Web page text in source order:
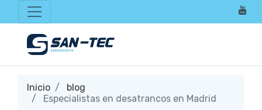
Inicio
blog
Especialistas en desatrancos en Madrid